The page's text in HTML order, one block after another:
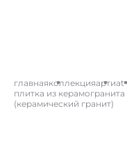
главнаяколлекцияартиat
плитка из керамогранита
(керамический гранит)